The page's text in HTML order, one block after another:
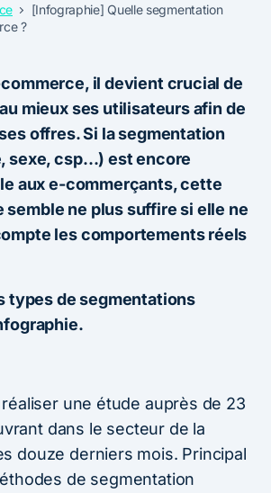
[Infographie] Quelle segmentation
?
il devient crucial de
mieux ses utilisateurs afin de
offres. Si la segmentation
sexe, csp…) est encore
aux e-commerçants, cette
semble ne plus suffire si elle ne
les comportements réels
types de segmentations
une étude auprès de 23
dans le secteur de la
douze derniers mois. Principal
de segmentation